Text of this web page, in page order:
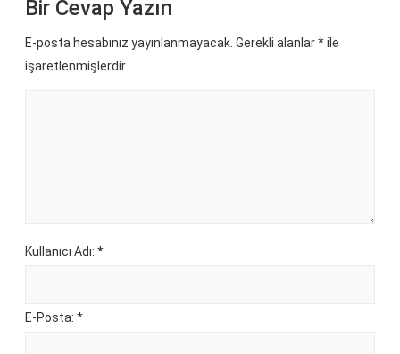
Bir Cevap Yazın
E-posta hesabınız yayınlanmayacak. Gerekli alanlar*ile
işaretlenmişlerdir
Kullanıcı Adı: *
E-Posta: *